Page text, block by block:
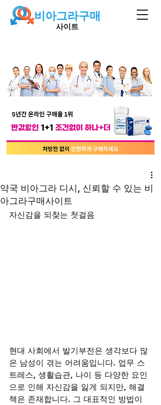
비아그라구매
사이트
약국 비아그라 디시, 신뢰할 수 있는 비
아그라구매사이트
자신감을 되찾는 첫걸음
현대 사회에서 발기부전은 생각보다 많
은 남성이 겪는 어려움입니다. 업무 스
트레스, 생활습관, 나이 등 다양한 요인
으로 인해 자신감을 잃게 되지만, 해결
책은 존재합니다. 그 대표적인 방법이